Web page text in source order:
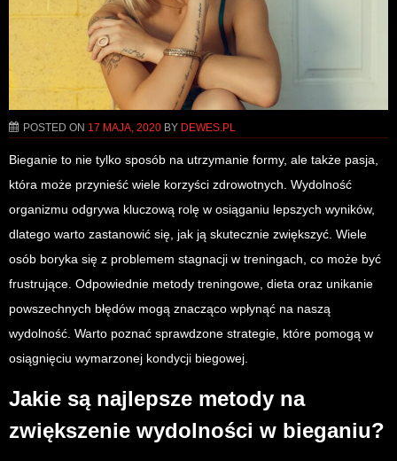
POSTED ON 17 MAJA, 2020 BY DEWES.PL
Bieganie to nie tylko sposób na utrzymanie formy, ale także pasja,
która może przynieść wiele korzyści zdrowotnych. Wydolność
organizmu odgrywa kluczową rolę w osiąganiu lepszych wyników,
dlatego warto zastanowić się, jak ją skutecznie zwiększyć. Wiele
osób boryka się z problemem stagnacji w treningach, co może być
frustrujące. Odpowiednie metody treningowe, dieta oraz unikanie
powszechnych błędów mogą znacząco wpłynąć na naszą
wydolność. Warto poznać sprawdzone strategie, które pomogą w
osiągnięciu wymarzonej kondycji biegowej.
Jakie są najlepsze metody na
zwiększenie wydolności w bieganiu?